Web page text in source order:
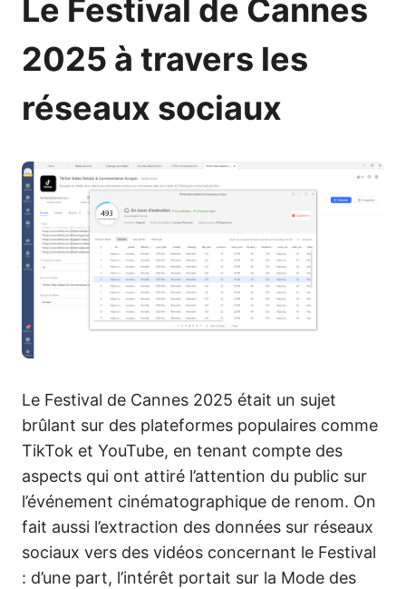
Le Festival de Cannes
2025 à travers les
réseaux sociaux
Le Festival de Cannes 2025 était un sujet
brûlant sur des plateformes populaires comme
TikTok et YouTube, en tenant compte des
aspects qui ont attiré l’attention du public sur
l’événement cinématographique de renom. On
fait aussi l’extraction des données sur réseaux
sociaux vers des vidéos concernant le Festival
: d’une part, l’intérêt portait sur la Mode des